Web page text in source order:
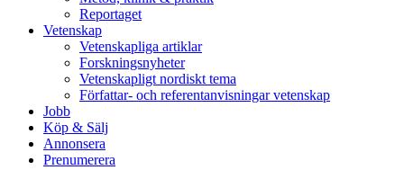
Reportaget
Vetenskap
Vetenskapliga artiklar
Forskningsnyheter
Vetenskapligt nordiskt tema
Författar- och referentanvisningar vetenskap
Jobb
Köp & Sälj
Annonsera
Prenumerera